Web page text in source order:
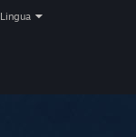
Lingua